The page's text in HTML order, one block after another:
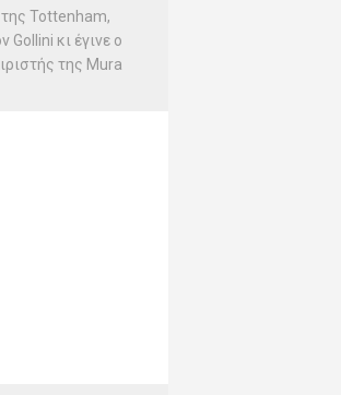
της Tottenham,
Gollini κι έγινε ο
της Mura